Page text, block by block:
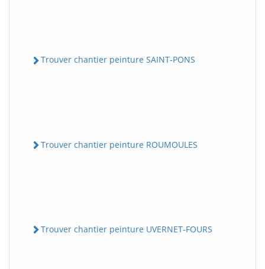
Trouver chantier peinture SAINT-PONS
Trouver chantier peinture ROUMOULES
Trouver chantier peinture UVERNET-FOURS